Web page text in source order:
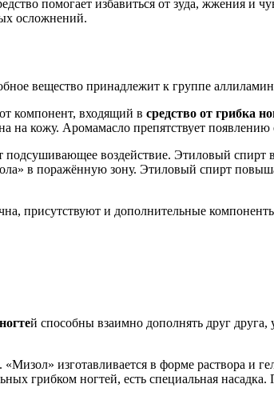
помогает избавиться от зуда, жжения и
осложнений.
вещество принадлежит к группе
компонент, входящий в средство от грибка
на кожу. Аромамасло препятствует
воздействие. Этиловый спирт
в поражённую зону. Этиловый спирт
присутствуют и дополнительные
й способны взаимно дополнять друг
изготавливается в форме раствора и
грибком ногтей, есть специальная насадка.